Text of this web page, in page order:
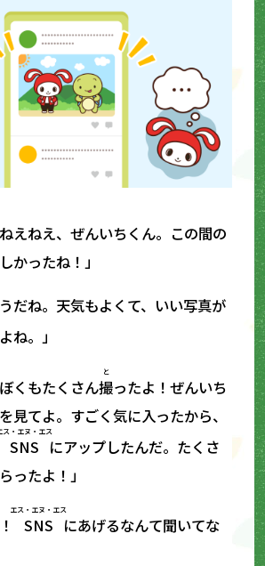
えねえ、ぜんいちくん。この間の
かったね！」
だね。天気もよくて、いい写真が
ね。」
くもたくさん撮
と
ったよ！ぜんいち
見てよ。すごく気に入ったから、
SNS
ス・エヌ・エス
にアップしたんだ。たくさ
ったよ！」
SNS
エス・エヌ・エス
にあげるなんて聞いてな